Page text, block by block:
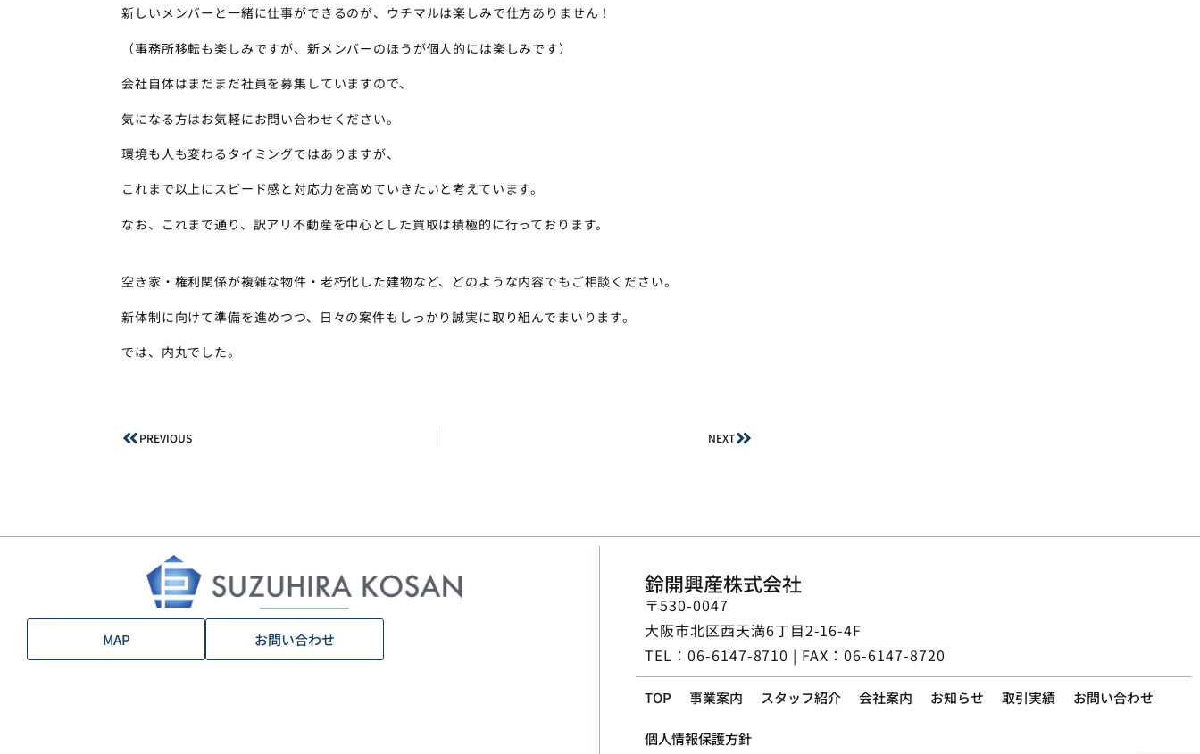
新しいメンバーと一緒に仕事ができるのが、ウチマルは楽しみで仕方ありません！
（事務所移転も楽しみですが、新メンバーのほうが個人的には楽しみです）
会社自体はまだまだ社員を募集していますので、
気になる方はお気軽にお問い合わせください。
環境も人も変わるタイミングではありますが、
これまで以上にスピード感と対応力を高めていきたいと考えています。
なお、これまで通り、訳アリ不動産を中心とした買取は積極的に行っております。
空き家・権利関係が複雑な物件・老朽化した建物など、どのような内容でもご相談ください。
新体制に向けて準備を進めつつ、日々の案件もしっかり誠実に取り組んでまいります。
では、内丸でした。
PREVIOUS NEXT
MAP お問い合わせ
鈴開興産株式会社
〒530-0047
大阪市北区西天満6丁目2-16-4F
TEL：06-6147-8710 | FAX：06-6147-8720
TOP 事業案内 スタッフ紹介 会社案内 お知らせ 取引実績 お問い合わせ
個人情報保護方針